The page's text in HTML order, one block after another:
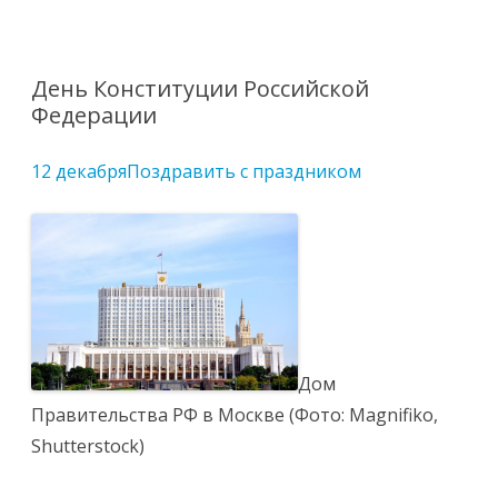
День Конституции Российской
Федерации
12 декабряПоздравить с праздником
Дом
Правительства РФ в Москве (Фото: Magnifiko,
Shutterstock)